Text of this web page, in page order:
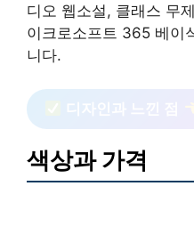
디오 웹소설, 클래스 무
이크로소프트 365 베이
니다.
디자인과 느낀 점
색상과 가격